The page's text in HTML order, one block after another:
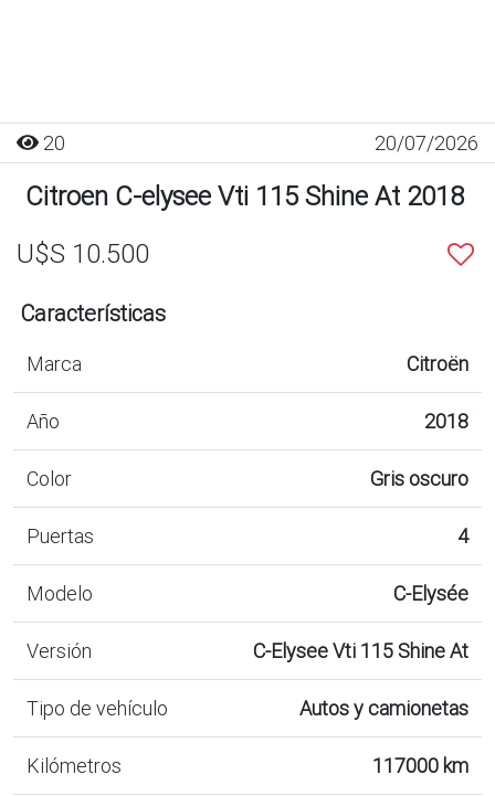
20 20/07/2026
Citroen C-elysee Vti 115 Shine At 2018
U$S 10.500
Características
Marca Citroën
Año 2018
Color Gris oscuro
Puertas 4
Modelo C-Elysée
Versión C-Elysee Vti 115 Shine At
Tipo de vehículo Autos y camionetas
Kilómetros 117000 km